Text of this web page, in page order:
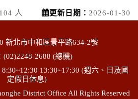
104 人 更新日期： 2026-01-30
新北市中和區景平路634-2號
(02)2248-2688 (總機)
13:30~17:30 (週六、日及國
定假日休息)
District Office All Rights Reserved